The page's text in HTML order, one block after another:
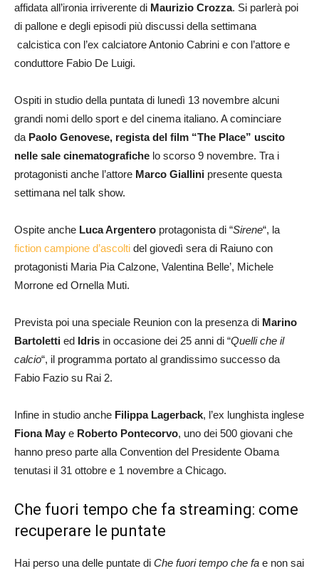
affidata all’ironia irriverente di Maurizio Crozza. Si parlerà poi
di pallone e degli episodi più discussi della settimana
calcistica con l’ex calciatore Antonio Cabrini e con l’attore e
conduttore Fabio De Luigi.
Ospiti in studio della puntata di lunedì 13 novembre alcuni
grandi nomi dello sport e del cinema italiano. A cominciare
da Paolo Genovese, regista del film “The Place” uscito
nelle sale cinematografiche lo scorso 9 novembre. Tra i
protagonisti anche l’attore Marco Giallini presente questa
settimana nel talk show.
Ospite anche Luca Argentero protagonista di “Sirene“, la
fiction campione d’ascolti del giovedì sera di Raiuno con
protagonisti Maria Pia Calzone, Valentina Belle’, Michele
Morrone ed Ornella Muti.
Prevista poi una speciale Reunion con la presenza di Marino
Bartoletti ed Idris in occasione dei 25 anni di “Quelli che il
calcio“, il programma portato al grandissimo successo da
Fabio Fazio su Rai 2.
Infine in studio anche Filippa Lagerback, l’ex lunghista inglese
Fiona May e Roberto Pontecorvo, uno dei 500 giovani che
hanno preso parte alla Convention del Presidente Obama
tenutasi il 31 ottobre e 1 novembre a Chicago.
Che fuori tempo che fa streaming: come
recuperare le puntate
Hai perso una delle puntate di Che fuori tempo che fa e non sai